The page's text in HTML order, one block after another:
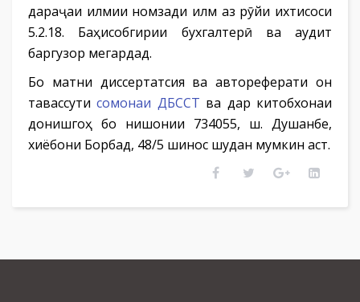
дараҷаи илмии номзади илм аз рӯйи ихтисоси
5.2.18. Баҳисобгирии бухгалтерӣ ва аудит
баргузор мегардад.
Бо матни диссертатсия ва автореферати он
тавассути сомонаи ДБССТ ва дар китобхонаи
донишгоҳ бо нишонии 734055, ш. Душанбе,
хиёбони Борбад, 48/5 шинос шудан мумкин аст.